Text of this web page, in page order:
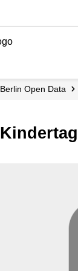
Berlin Open Data